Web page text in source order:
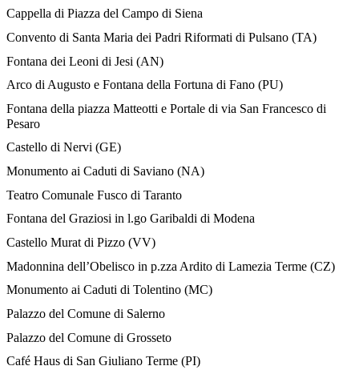
Cappella di Piazza del Campo di Siena
Convento di Santa Maria dei Padri Riformati di Pulsano (TA)
Fontana dei Leoni di Jesi (AN)
Arco di Augusto e Fontana della Fortuna di Fano (PU)
Fontana della piazza Matteotti e Portale di via San Francesco di
Pesaro
Castello di Nervi (GE)
Monumento ai Caduti di Saviano (NA)
Teatro Comunale Fusco di Taranto
Fontana del Graziosi in l.go Garibaldi di Modena
Castello Murat di Pizzo (VV)
Madonnina dell’Obelisco in p.zza Ardito di Lamezia Terme (CZ)
Monumento ai Caduti di Tolentino (MC)
Palazzo del Comune di Salerno
Palazzo del Comune di Grosseto
Café Haus di San Giuliano Terme (PI)